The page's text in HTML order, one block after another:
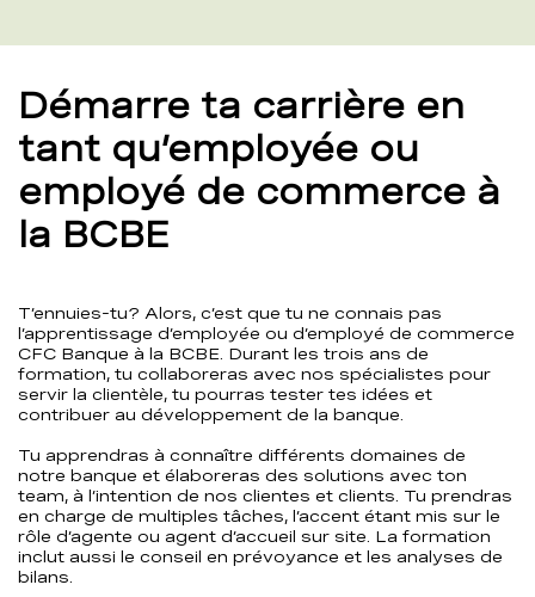
Démarre ta carrière en
tant qu’employée ou
employé de commerce à
la BCBE
T’ennuies-tu? Alors, c’est que tu ne connais pas
l’apprentissage d’employée ou d’employé de commerce
CFC Banque à la BCBE. Durant les trois ans de
formation, tu collaboreras avec nos spécialistes pour
servir la clientèle, tu pourras tester tes idées et
contribuer au développement de la banque.
Tu apprendras à connaître différents domaines de
notre banque et élaboreras des solutions avec ton
team, à l’intention de nos clientes et clients. Tu prendras
en charge de multiples tâches, l’accent étant mis sur le
rôle d’agente ou agent d’accueil sur site. La formation
inclut aussi le conseil en prévoyance et les analyses de
bilans.